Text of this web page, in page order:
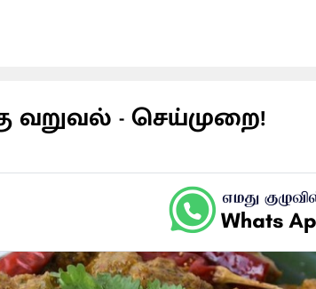
வறுவல் - செய்முறை!